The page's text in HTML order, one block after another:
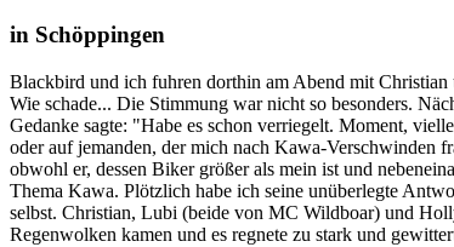
in Schöppingen
Blackbird und ich fuhren dorthin am Abend mit
Wie schade... Die Stimmung war nicht so besonders.
Gedanke sagte: "Habe es schon verriegelt. Moment,
oder auf jemanden, der mich nach Kawa-Verschwinden
obwohl er, dessen Biker größer als mein ist und
Thema Kawa. Plötzlich habe ich seine unüberlegte
selbst. Christian, Lubi (beide von MC Wildboar) und
Regenwolken kamen und es regnete zu stark und